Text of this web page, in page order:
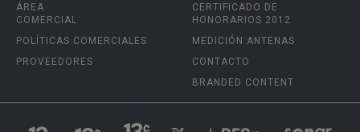
ÁREA
COMERCIAL
POLÍTICAS COMERCIALES
PROVEEDORES
CERTIFICADO DE
HONORARIOS 2012
MEDICIÓN ANTENAS
CONTACTO
BRANDED CONTENT